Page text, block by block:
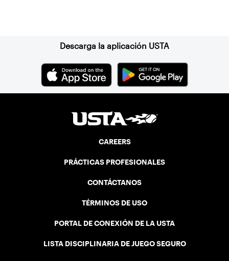
Descarga la aplicación USTA
CAREERS
PRÁCTICAS PROFESIONALES
CONTÁCTANOS
TÉRMINOS DE USO
PORTAL DE CONEXIÓN DE LA USTA
LISTA DISCIPLINARIA DE JUEGO SEGURO